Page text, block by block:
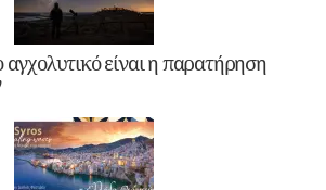
είναι η παρατήρηση